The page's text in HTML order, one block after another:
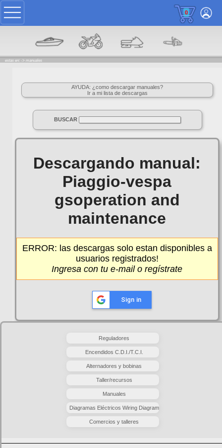
0
estas en: -> manuales
AYUDA: ¿como descargar manuales?
Ir a mi lista de descargas
BUSCAR
Descargando manual:
Piaggio-vespa
gsoperation and
maintenance
ERROR: las descargas solo estan disponibles a
usuarios registrados!
Ingresa con tu e-mail oregístrate
Sign in
Reguladores
Encendidos C.D.I./T.C.I.
Alternadores y bobinas
Taller/recursos
Manuales
Diagramas Eléctricos Wiring Diagram
Comercios y talleres